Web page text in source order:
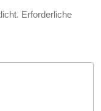
Erforderliche